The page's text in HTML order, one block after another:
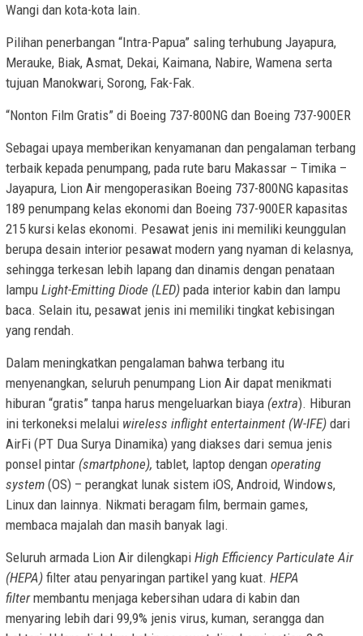
Wangi dan kota-kota lain.
Pilihan penerbangan “Intra-Papua” saling terhubung Jayapura,
Merauke, Biak, Asmat, Dekai, Kaimana, Nabire, Wamena serta
tujuan Manokwari, Sorong, Fak-Fak.
“Nonton Film Gratis” di Boeing 737-800NG dan Boeing 737-900ER
Sebagai upaya memberikan kenyamanan dan pengalaman terbang
terbaik kepada penumpang, pada rute baru Makassar – Timika –
Jayapura, Lion Air mengoperasikan Boeing 737-800NG kapasitas
189 penumpang kelas ekonomi dan Boeing 737-900ER kapasitas
215 kursi kelas ekonomi. Pesawat jenis ini memiliki keunggulan
berupa desain interior pesawat modern yang nyaman di kelasnya,
sehingga terkesan lebih lapang dan dinamis dengan penataan
lampu Light-Emitting Diode (LED) pada interior kabin dan lampu
baca. Selain itu, pesawat jenis ini memiliki tingkat kebisingan
yang rendah.
Dalam meningkatkan pengalaman bahwa terbang itu
menyenangkan, seluruh penumpang Lion Air dapat menikmati
hiburan “gratis” tanpa harus mengeluarkan biaya (extra). Hiburan
ini terkoneksi melalui wireless inflight entertainment (W-IFE) dari
AirFi (PT Dua Surya Dinamika) yang diakses dari semua jenis
ponsel pintar (smartphone), tablet, laptop dengan operating
system (OS) – perangkat lunak sistem iOS, Android, Windows,
Linux dan lainnya. Nikmati beragam film, bermain games,
membaca majalah dan masih banyak lagi.
Seluruh armada Lion Air dilengkapi High Efficiency Particulate Air
(HEPA) filter atau penyaringan partikel yang kuat. HEPA
filtermembantu menjaga kebersihan udara di kabin dan
menyaring lebih dari 99,9% jenis virus, kuman, serangga dan